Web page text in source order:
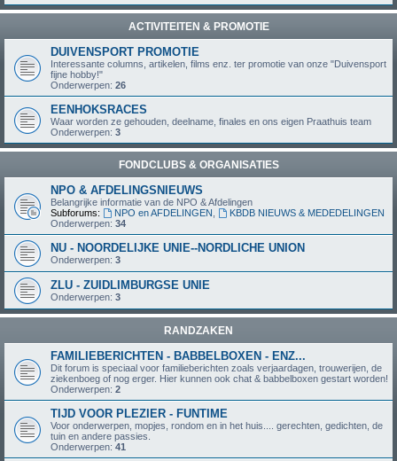
ACTIVITEITEN & PROMOTIE
DUIVENSPORT PROMOTIE
Interessante columns, artikelen, films enz. ter promotie van onze "Duivensport
fijne hobby!"
Onderwerpen: 26
EENHOKSRACES
Waar worden ze gehouden, deelname, finales en ons eigen Praathuis team
Onderwerpen: 3
FONDCLUBS & ORGANISATIES
NPO & AFDELINGSNIEUWS
Belangrijke informatie van de NPO & Afdelingen
Subforums:
NPO en AFDELINGEN
KBDB NIEUWS & MEDEDELINGEN
Onderwerpen: 34
NU - NOORDELIJKE UNIE--NORDLICHE UNION
Onderwerpen: 3
ZLU - ZUIDLIMBURGSE UNIE
Onderwerpen: 3
RANDZAKEN
FAMILIEBERICHTEN - BABBELBOXEN - ENZ...
Dit forum is speciaal voor familieberichten zoals verjaardagen, trouwerijen, de
ziekenboeg of nog erger. Hier kunnen ook chat & babbelboxen gestart worden!
Onderwerpen: 2
TIJD VOOR PLEZIER - FUNTIME
Voor onderwerpen, mopjes, rondom en in het huis.... gerechten, gedichten, de
tuin en andere passies.
Onderwerpen: 41